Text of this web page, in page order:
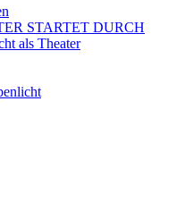
STARTET DURCH
als Theater